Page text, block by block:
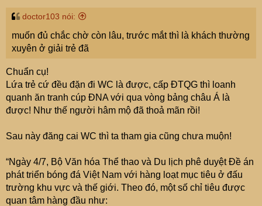
doctor103 nói:
muốn đủ chắc chờ còn lâu, trước mắt thì là khách thường
xuyên ở giải trẻ đã
Chuẩn cụ!
Lứa trẻ cứ đều đặn đi WC là được, cấp ĐTQG thì loanh
quanh ăn tranh cúp ĐNA với qua vòng bảng châu Á là
được! Như thế người hâm mộ đã thoả mãn rồi!
Sau này đăng cai WC thì ta tham gia cũng chưa muộn!
“Ngày 4/7, Bộ Văn hóa Thể thao và Du lịch phê duyệt Đề án
phát triển bóng đá Việt Nam với hàng loạt mục tiêu ở đấu
trường khu vực và thế giới. Theo đó, một số chỉ tiêu được
quan tâm hàng đầu như: